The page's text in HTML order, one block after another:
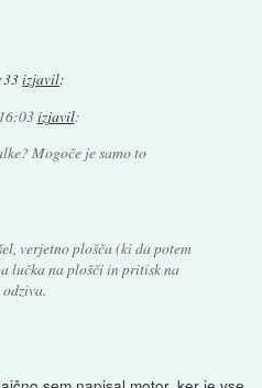
izjavil:
izjavil:
Mogoče je samo to
verjetno plošča (ki da potem
lučka na plošči in pritisk na